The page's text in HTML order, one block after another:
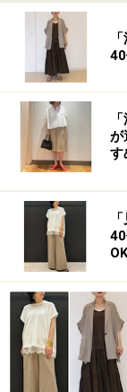
ただ、今の流
ルは本当におす
股下が86センチ
スカートやワ
いことです。
靴も26センチ以
知っておいて損
■ニッセン
HP：
※記事内容は執筆
い。
が
す